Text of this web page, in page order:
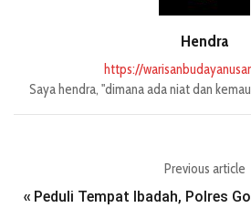
Hendra
https://
Saya hendra, "dimana ada niat dan
Previous article
« Peduli Tempat Ibadah, Polres